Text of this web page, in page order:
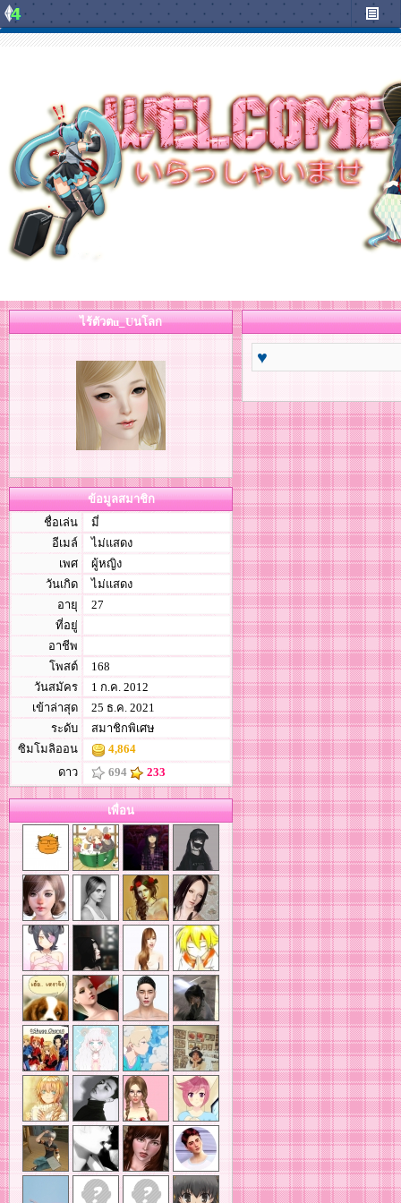
ไร้ตัวตu_Uนโลก
ข้อมูลสมาชิก
ชื่อเล่น
มี่
อีเมล์
ไม่แสดง
เพศ
ผู้หญิง
วันเกิด
ไม่แสดง
อายุ
27
ที่อยู่
อาชีพ
โพสต์
168
วันสมัคร
1 ก.ค. 2012
เข้าล่าสุด
25 ธ.ค. 2021
ระดับ
สมาชิกพิเศษ
ซิมโมลิออน
4,864
ดาว
694 233
เพื่อน
♥